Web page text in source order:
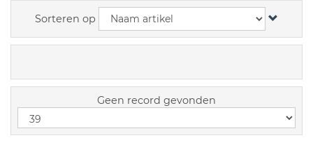
Sorteren op
Geen record gevonden